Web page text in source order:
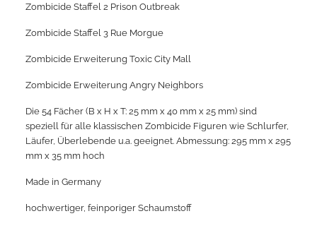
Zombicide Staffel 2 Prison Outbreak
Zombicide Staffel 3 Rue Morgue
Zombicide Erweiterung Toxic City Mall
Zombicide Erweiterung Angry Neighbors
Die 54 Fächer (B x H x T: 25 mm x 40 mm x 25 mm) sind
speziell für alle klassischen Zombicide Figuren wie Schlurfer,
Läufer, Überlebende u.a. geeignet. Abmessung: 295 mm x 295
mm x 35 mm hoch
Made in Germany
hochwertiger, feinporiger Schaumstoff